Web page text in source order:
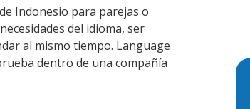
Indonesio para parejas o
del idioma, ser
al mismo tiempo. Language
dentro de una compañía